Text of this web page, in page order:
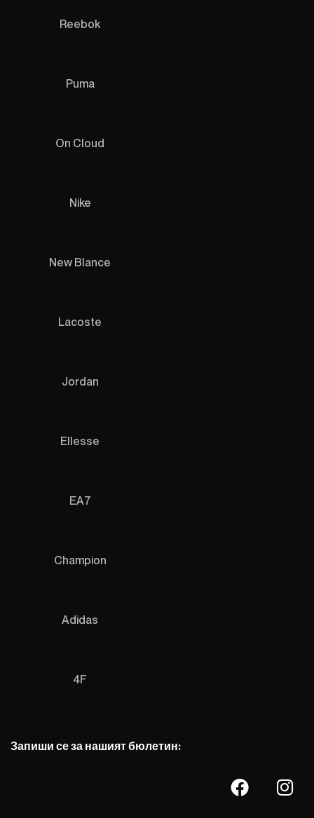
Reebok
Puma
On Cloud
Nike
New Blance
Lacoste
Jordan
Ellesse
EA7
Champion
Adidas
4F
Запиши се за нашият бюлетин: